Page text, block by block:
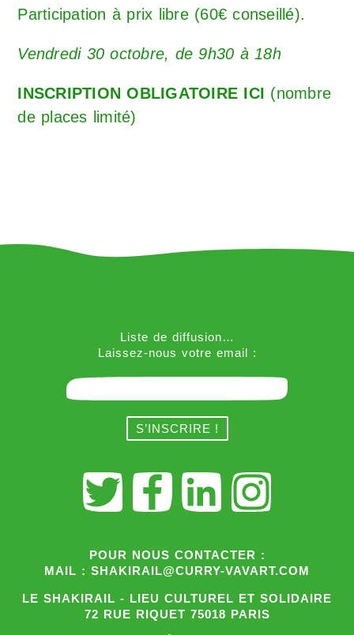
Participation à prix libre (60€ conseillé).
Vendredi 30 octobre, de 9h30 à 18h
INSCRIPTION OBLIGATOIRE ICI (nombre
de places limité)
Liste de diffusion…
Laissez-nous votre email :
POUR NOUS CONTACTER :
MAIL : SHAKIRAIL@CURRY-VAVART.COM
LE SHAKIRAIL - LIEU CULTUREL ET SOLIDAIRE
72 RUE RIQUET 75018 PARIS